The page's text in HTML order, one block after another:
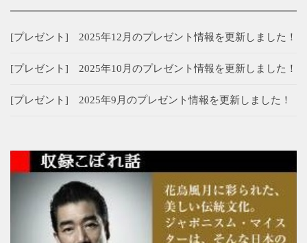
[プレゼント] 2025年12月のプレゼント情報を更新しました！
[プレゼント] 2025年10月のプレゼント情報を更新しました！
[プレゼント] 2025年9月のプレゼント情報を更新しました！